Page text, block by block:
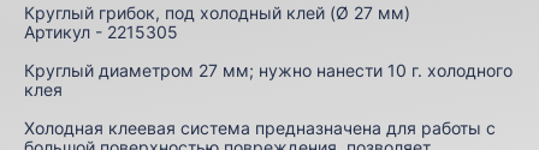
Круглый грибок, под холодный клей (Ø 27 мм)
Артикул - 2215305
Круглый диаметром 27 мм; нужно нанести 10 г. холодного
клея
Холодная клеевая система предназначена для работы с